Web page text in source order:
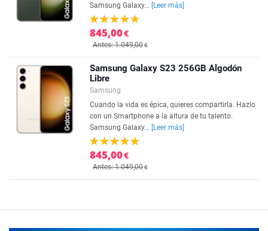
Samsung Galaxy...
[Leer más]
845,00€
Antes: 1.049,00€
Samsung Galaxy S23 256GB Algodón
Libre
Samsung
Cuando la vida es épica, quieres compartirla. Hazlo
con un Smartphone a la altura de tu talento.
Samsung Galaxy...
[Leer más]
845,00€
Antes: 1.049,00€